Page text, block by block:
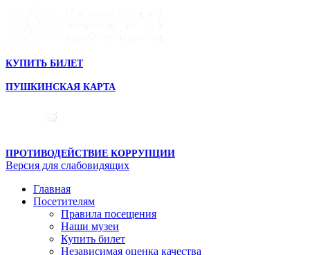
КУПИТЬ БИЛЕТ
ПУШКИНСКАЯ КАРТА
ПРОТИВОДЕЙСТВИЕ КОРРУПЦИИ
Версия для слабовидящих
Главная
Посетителям
Правила посещения
Наши музеи
Купить билет
Независимая оценка качества